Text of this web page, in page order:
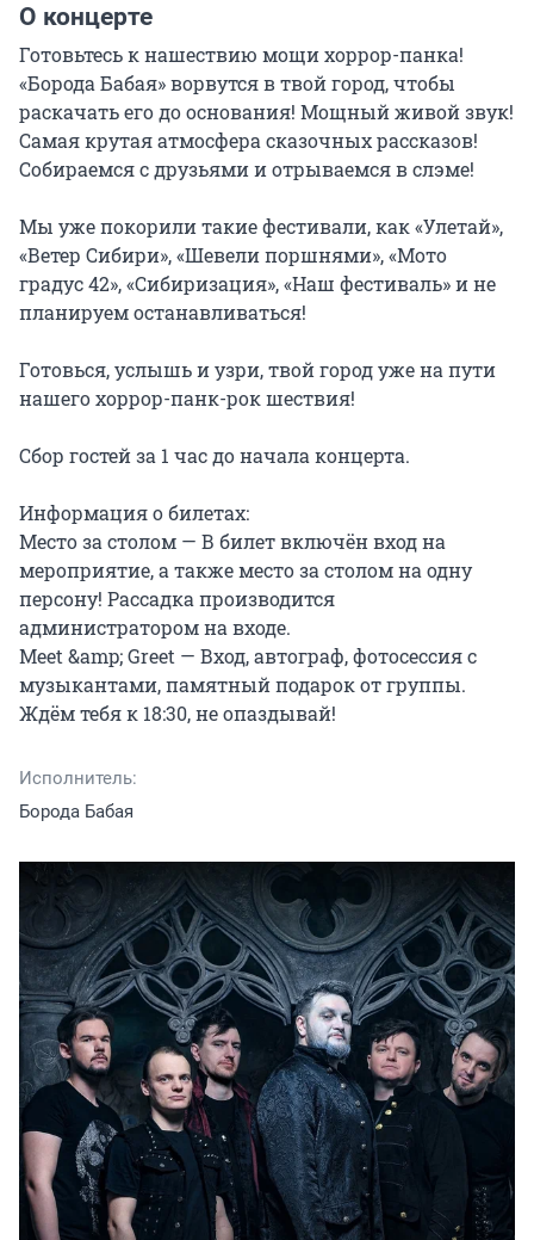
О концерте
Готовьтесь к нашествию мощи хоррор-панка!
«Борода Бабая» ворвутся в твой город, чтобы
раскачать его до основания! Мощный живой звук!
Самая крутая атмосфера сказочных рассказов!
Собираемся с друзьями и отрываемся в слэме!
Мы уже покорили такие фестивали, как «Улетай»,
«Ветер Сибири», «Шевели поршнями», «Мото
градус 42», «Сибиризация», «Наш фестиваль» и не
планируем останавливаться!
Готовься, услышь и узри, твой город уже на пути
нашего хоррор-панк-рок шествия!
Сбор гостей за 1 час до начала концерта.
Информация о билетах:
Место за столом — В билет включён вход на
мероприятие, а также место за столом на одну
персону! Рассадка производится
администратором на входе.
Meet &amp; Greet — Вход, автограф, фотосессия с
музыкантами, памятный подарок от группы.
Ждём тебя к 18:30, не опаздывай!
Исполнитель:
Борода Бабая